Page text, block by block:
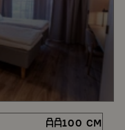
100 CM